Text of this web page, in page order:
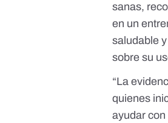
sanas,
en un
saludable
sobre su
“La
quienes
ayudar